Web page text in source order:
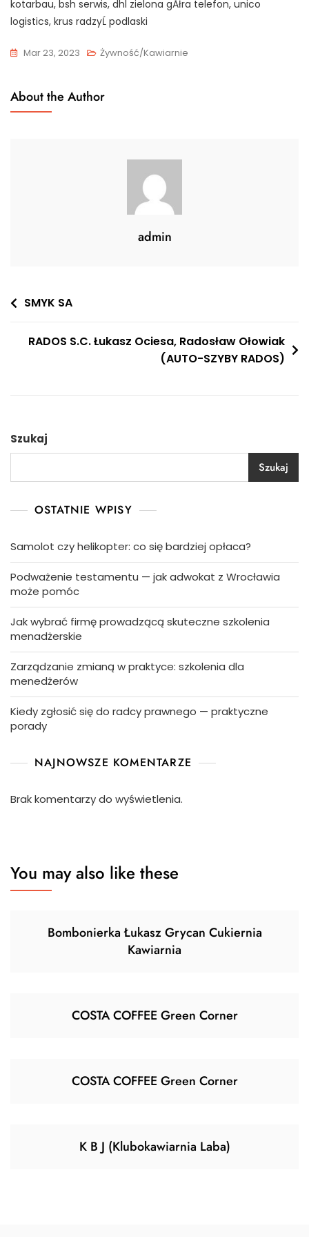
kotarbau, bsh serwis, dhl zielona gĂłra telefon, unico
logistics, krus radzyĹ podlaski
Mar 23, 2023 Żywność/Kawiarnie
About the Author
admin
Nawigacja
SMYK SA
RADOS S.C. Łukasz Ociesa, Radosław Ołowiak
(AUTO-SZYBY RADOS)
Szukaj
Szukaj
OSTATNIE WPISY
Samolot czy helikopter: co się bardziej opłaca?
Podważenie testamentu — jak adwokat z Wrocławia
może pomóc
Jak wybrać firmę prowadzącą skuteczne szkolenia
menadżerskie
Zarządzanie zmianą w praktyce: szkolenia dla
menedżerów
Kiedy zgłosić się do radcy prawnego — praktyczne
porady
NAJNOWSZE KOMENTARZE
Brak komentarzy do wyświetlenia.
You may also like these
Bombonierka Łukasz Grycan Cukiernia
Kawiarnia
COSTA COFFEE Green Corner
COSTA COFFEE Green Corner
K B J (Klubokawiarnia Laba)